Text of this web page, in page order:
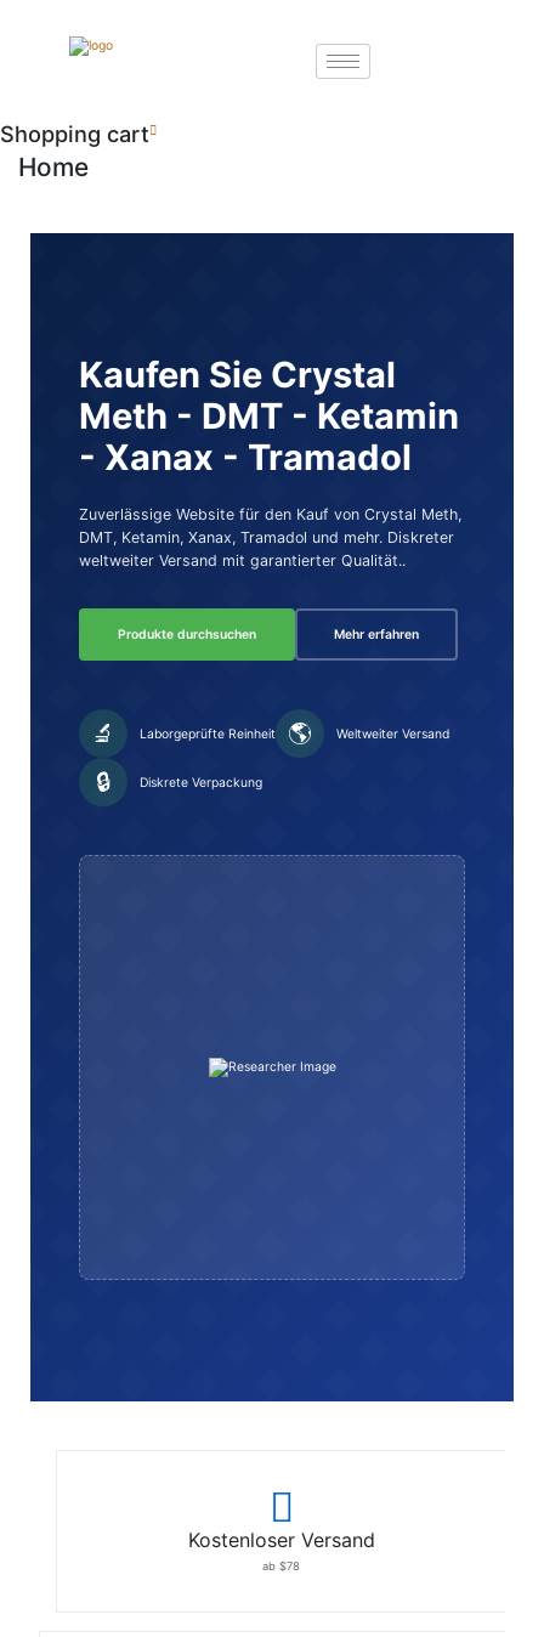
Shopping cart
Home
Kaufen Sie Crystal
Meth - DMT - Ketamin
- Xanax - Tramadol
Zuverlässige Website für den Kauf von Crystal Meth,
DMT, Ketamin, Xanax, Tramadol und mehr. Diskreter
weltweiter Versand mit garantierter Qualität..
Produkte durchsuchen Mehr erfahren
🔬 Laborgeprüfte Reinheit 🌎 Weltweiter Versand
🔒 Diskrete Verpackung
Kostenloser Versand
ab $78